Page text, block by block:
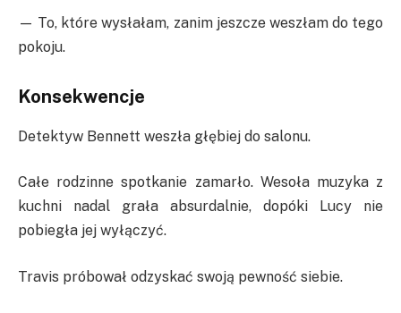
— To, które wysłałam, zanim jeszcze weszłam do tego
pokoju.
Konsekwencje
Detektyw Bennett weszła głębiej do salonu.
Całe rodzinne spotkanie zamarło. Wesoła muzyka z
kuchni nadal grała absurdalnie, dopóki Lucy nie
pobiegła jej wyłączyć.
Travis próbował odzyskać swoją pewność siebie.